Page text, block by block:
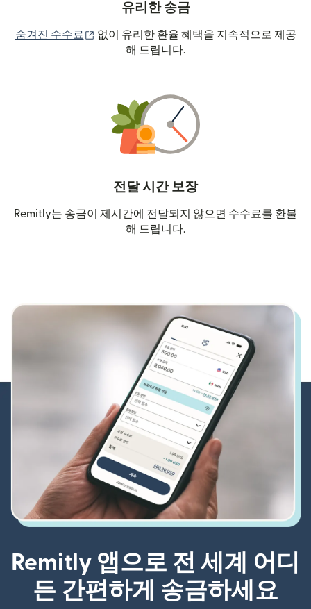
유리한 송금
숨겨진 수수료 (새 창에서 열림)
없이 유리한 환율 혜택을 지속적으로 제공
해 드립니다.
전달 시간 보장
Remitly는 송금이 제시간에 전달되지 않으면 수수료를 환불
해 드립니다.
Remitly 앱으로 전 세계 어디
든 간편하게 송금하세요